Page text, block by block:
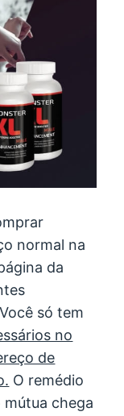
normal na
da
só tem
no
de
O remédio
mútua chega